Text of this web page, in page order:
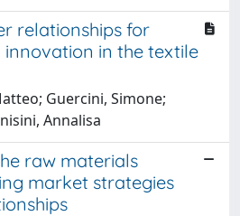
relationships for
in the textile
Guercini, Simone;
Annalisa
raw materials
market strategies